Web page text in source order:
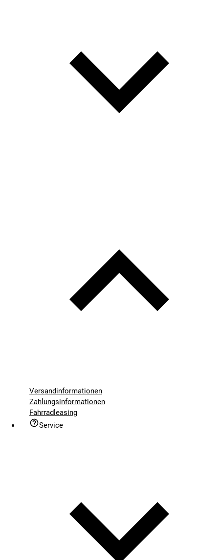
Versandinformationen
Zahlungsinformationen
Fahrradleasing
Service